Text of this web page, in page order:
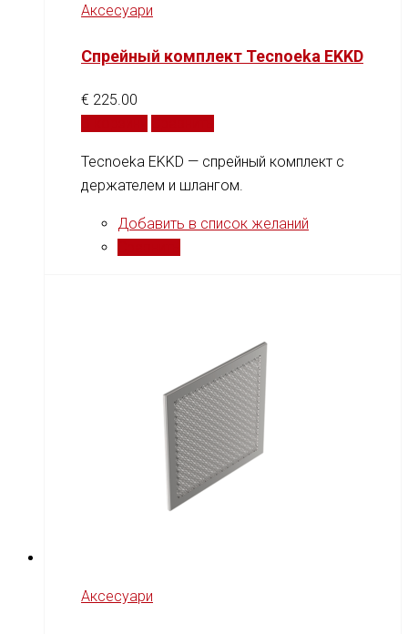
Аксесуари
Спрейный комплект Tecnoeka EKKD
€ 225.00
Tecnoeka EKKD — спрейный комплект с
держателем и шлангом.
Добавить в список желаний
Аксесуари